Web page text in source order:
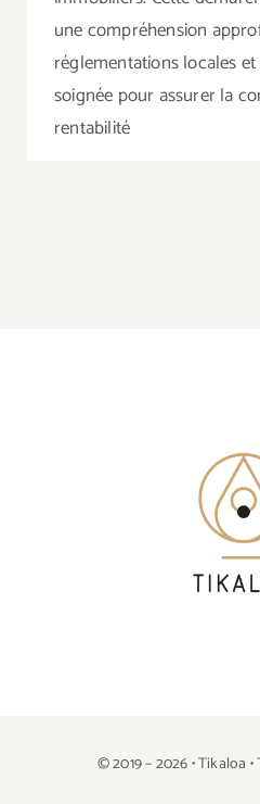
une compréhension
réglementations locales
soignée pour assurer la
rentabilité
© 2019 – 2026 • Tikaloa